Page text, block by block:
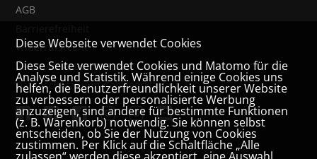
AGB
Widerrufsrecht
VERTRAG WIDERRUFEN
Datenschutz- und Cookieerklärung
Diese Webseite verwendet Cookies
Diese Seite verwendet Cookies und Matomo für die
Analyse und Statistik. Während einige Cookies uns
helfen, die Benutzerfreundlichkeit unserer Website
zu verbessern oder personalisierte Werbung
anzuzeigen, sind andere für bestimmte Funktionen
(z. B. Warenkorb) notwendig. Sie können selbst
entscheiden, ob Sie der Nutzung von Cookies
zustimmen. Per Klick auf die Schaltfläche „Alle